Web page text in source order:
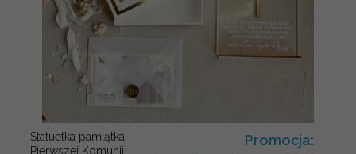
Statuetka pamiątka
Pierwszej Komunii
Promocja: